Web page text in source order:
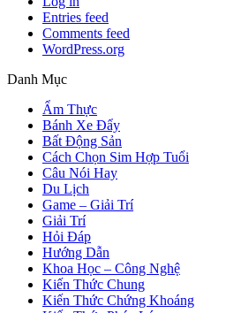
Entries feed
Comments feed
WordPress.org
Danh Mục
Ẩm Thực
Bánh Xe Đẩy
Bất Động Sản
Cách Chọn Sim Hợp Tuổi
Câu Nói Hay
Du Lịch
Game – Giải Trí
Giải Trí
Hỏi Đáp
Hướng Dẫn
Khoa Học – Công Nghệ
Kiến Thức Chung
Kiến Thức Chứng Khoáng